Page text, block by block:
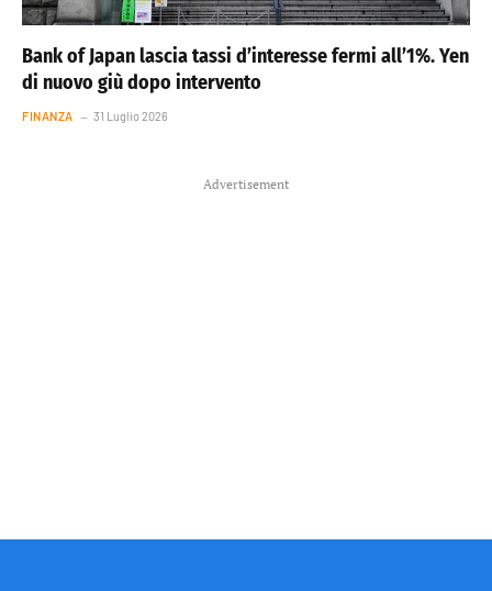
Bank of Japan lascia tassi d’interesse fermi all’1%. Yen
di nuovo giù dopo intervento
FINANZA 31 Luglio 2026
Advertisement